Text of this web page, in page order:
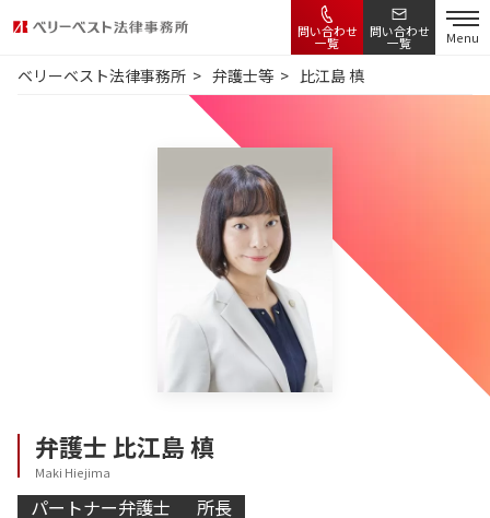
問い合わせ
一覧
問い合わせ
一覧 Menu
ベリーベスト法律事務所 弁護士等 比江島 槙
弁護士 比江島 槙
Maki Hiejima
パートナー弁護士
所長